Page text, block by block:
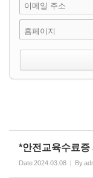
이메일 주소
홈페이지
*안전교육수료증
Date2024.03.08 By